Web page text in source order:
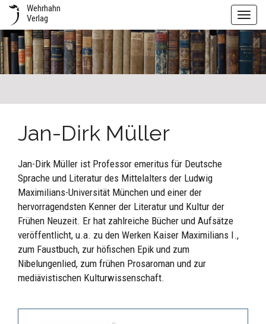
Wehrhahn
Verlag
Jan-Dirk Müller
Jan-Dirk Müller ist Professor emeritus für Deutsche
Sprache und Literatur des Mittelalters der Ludwig
Maximilians-Universität München und einer der
hervorragendsten Kenner der Literatur und Kultur der
Frühen Neuzeit. Er hat zahlreiche Bücher und Aufsätze
veröffentlicht, u.a. zu den Werken Kaiser Maximilians I.,
zum Faustbuch, zur höfischen Epik und zum
Nibelungenlied, zum frühen Prosaroman und zur
mediävistischen Kulturwissenschaft.